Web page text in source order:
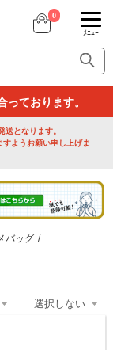
0
ﾒﾆｭｰ
ております。
となります。
ようお願い申し上げま
バッグ /